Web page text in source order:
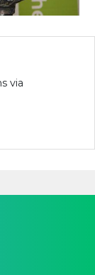
via